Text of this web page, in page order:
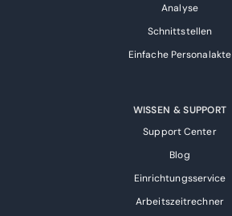
Analyse
Schnittstellen
Einfache Personalakte
WISSEN & SUPPORT
Support Center
Blog
Einrichtungsservice
Arbeitszeitrechner